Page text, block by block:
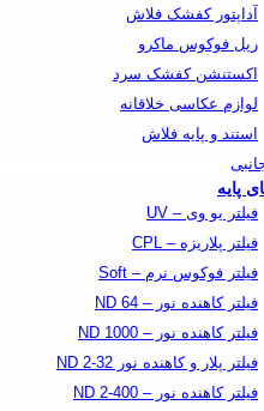
آداپتور کفشک فلاش
ریل فوکوس ماکرو
اکستنشن کفشک سرد
لوازم عکاسی خلاقانه
استند و پایه فلاش
پایه
فیلتر یو وی – UV
فیلتر پلاریزه – CPL
فیلتر فوکوس نرم – Soft
فیلتر کاهنده نور – ND 64
فیلتر کاهنده نور – ND 1000
فیلتر پلار و کاهنده نور ND 2-32
فیلتر کاهنده نور – ND 2-400